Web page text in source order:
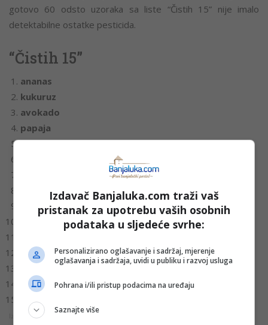
gotovo 60 odsto uzoraka sa liste “Čistih 15” nije imalo
detektabilne ostatke pesticida.
“Čistih 15”
ananas
kukuruz
avokado
papaja
crni luk
karfiol
banana
šargarepa
pečurke
kivi
Izvor: Mondo
Izdavač Banjaluka.com traži vaš
pristanak za upotrebu vaših osobnih
podataka u sljedeće svrhe:
Personalizirano oglašavanje i sadržaj, mjerenje
oglašavanja i sadržaja, uvidi u publiku i razvoj usluga
Pohrana i/ili pristup podacima na uređaju
Saznajte više